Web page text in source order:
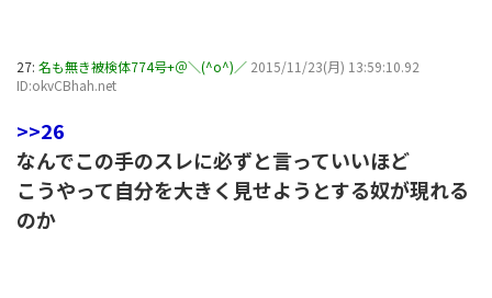
27: 名も無き被検体774号+＠＼(^o^)／ 2015/11/23(月) 13:59:10.92
ID:okvCBhah.net
>>26
なんでこの手のスレに必ずと言っていいほど
こうやって自分を大きく見せようとする奴が現れる
のか